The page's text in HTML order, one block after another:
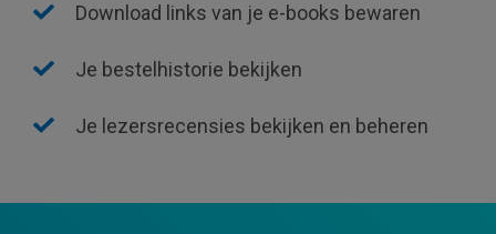
Download links van je e-books bewaren
Je bestelhistorie bekijken
Je lezersrecensies bekijken en beheren